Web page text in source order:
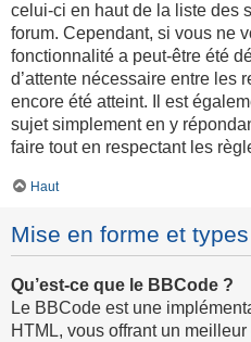
celui-ci en haut de la liste des
forum. Cependant, si vous ne
fonctionnalité a peut-être été
d’attente nécessaire entre les
encore été atteint. Il est
sujet simplement en y
faire tout en respectant les
Haut
Mise en forme et
Qu’est-ce que le BBCode ?
Le BBCode est une
HTML, vous offrant un